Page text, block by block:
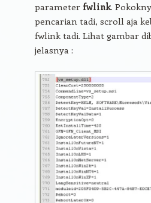
parameter fwlink.
pencarian tadi, scroll aja
fwlink tadi. Lihat gambar
jelasnya :